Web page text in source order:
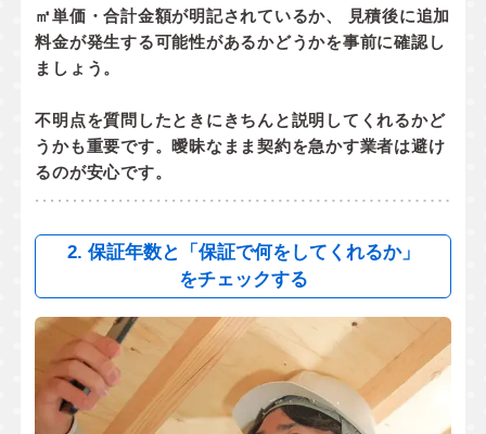
㎡単価・合計金額が明記されているか、
見積後に追加
料金が発生する可能性があるかどうかを事前に確認し
ましょう。
不明点を質問したときにきちんと説明してくれるかど
うかも重要です。曖昧なまま契約を急かす業者は避け
るのが安心です。
2. 保証年数と「保証で何をしてくれるか」
をチェックする